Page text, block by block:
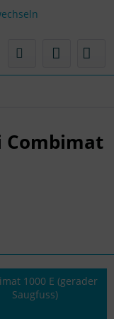
Combimat
1000 E (gerader
Saugfuss)